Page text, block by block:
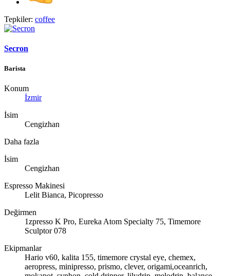
Tepkiler: coffee
Secron
Barista
Konum
İzmir
İsim
Cengizhan
Daha fazla
İsim
Cengizhan
Espresso Makinesi
Lelit Bianca, Picopresso
Değirmen
1zpresso K Pro, Eureka Atom Specialty 75, Timemore
Sculptor 078
Ekipmanlar
Hario v60, kalita 155, timemore crystal eye, chemex,
aeropress, minipresso, prismo, clever, origami,oceanrich,